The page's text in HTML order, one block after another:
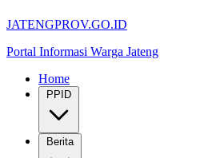
JATENGPROV.GO.ID
Portal Informasi Warga Jateng
Home
PPID
Berita